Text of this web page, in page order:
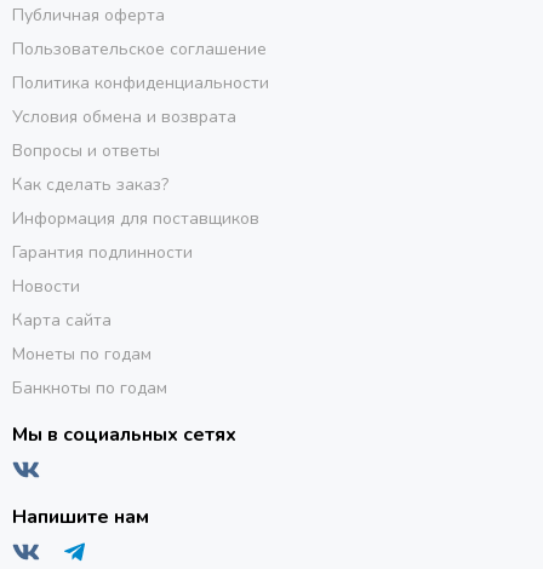
Публичная оферта
Пользовательское соглашение
Политика конфиденциальности
Условия обмена и возврата
Вопросы и ответы
Как сделать заказ?
Информация для поставщиков
Гарантия подлинности
Новости
Карта сайта
Монеты по годам
Банкноты по годам
Мы в социальных сетях
Напишите нам